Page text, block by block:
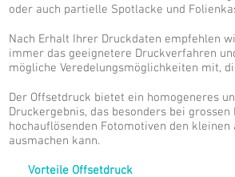
oder auch partielle Spotlacke und
Nach Erhalt Ihrer Druckdaten empfehlen
immer das geeignetere Druckverfahren
mögliche Veredelungsmöglichkeiten mit,
Der Offsetdruck bietet ein homogeneres
Druckergebnis, das besonders bei
hochauflösenden Fotomotiven den
ausmachen kann.
Vorteile Offsetdruck